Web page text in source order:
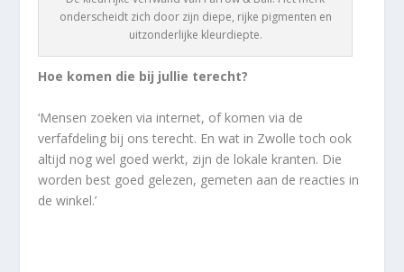
onderscheidt zich door zijn diepe, rijke pigmenten en
uitzonderlijke kleurdiepte.
Hoe komen die bij jullie terecht?
‘Mensen zoeken via internet, of komen via de
verfafdeling bij ons terecht. En wat in Zwolle toch ook
altijd nog wel goed werkt, zijn de lokale kranten. Die
worden best goed gelezen, gemeten aan de reacties in
de winkel.’